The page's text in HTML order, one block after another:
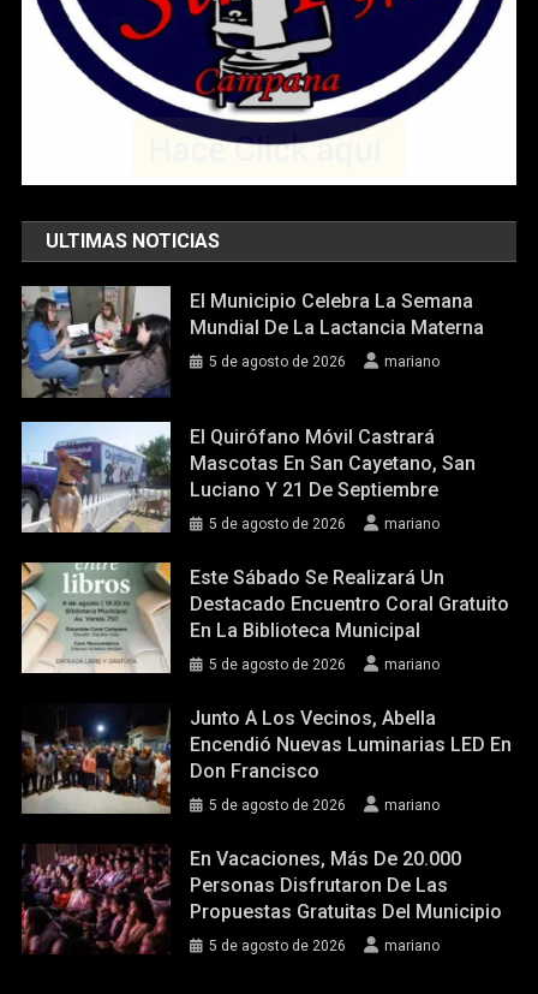
ULTIMAS NOTICIAS
El Municipio Celebra La Semana
Mundial De La Lactancia Materna
5 de agosto de 2026 mariano
El Quirófano Móvil Castrará
Mascotas En San Cayetano, San
Luciano Y 21 De Septiembre
5 de agosto de 2026 mariano
Este Sábado Se Realizará Un
Destacado Encuentro Coral Gratuito
En La Biblioteca Municipal
5 de agosto de 2026 mariano
Junto A Los Vecinos, Abella
Encendió Nuevas Luminarias LED En
Don Francisco
5 de agosto de 2026 mariano
En Vacaciones, Más De 20.000
Personas Disfrutaron De Las
Propuestas Gratuitas Del Municipio
5 de agosto de 2026 mariano